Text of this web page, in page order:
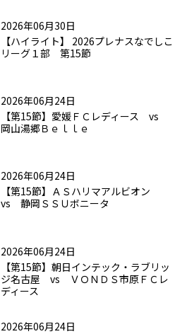
2026年06月30日
【ハイライト】 2026プレナスなでしこ
リーグ１部 第15節
2026年06月24日
【第15節】愛媛ＦＣレディース vs
岡山湯郷Ｂｅｌｌｅ
2026年06月24日
【第15節】ＡＳハリマアルビオン
vs 静岡ＳＳＵボニータ
2026年06月24日
【第15節】朝日インテック・ラブリッ
ジ名古屋 vs ＶＯＮＤＳ市原ＦＣレ
ディース
2026年06月24日